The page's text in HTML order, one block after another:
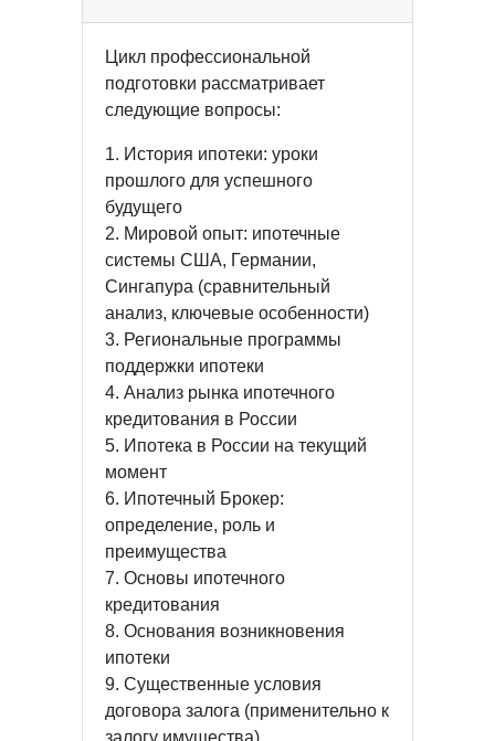
Цикл профессиональной
подготовки рассматривает
следующие вопросы:
1. История ипотеки: уроки
прошлого для успешного
будущего
2. Мировой опыт: ипотечные
системы США, Германии,
Сингапура (сравнительный
анализ, ключевые особенности)
3. Региональные программы
поддержки ипотеки
4. Анализ рынка ипотечного
кредитования в России
5. Ипотека в России на текущий
момент
6. Ипотечный Брокер:
определение, роль и
преимущества
7. Основы ипотечного
кредитования
8. Основания возникновения
ипотеки
9. Существенные условия
договора залога (применительно к
залогу имущества)